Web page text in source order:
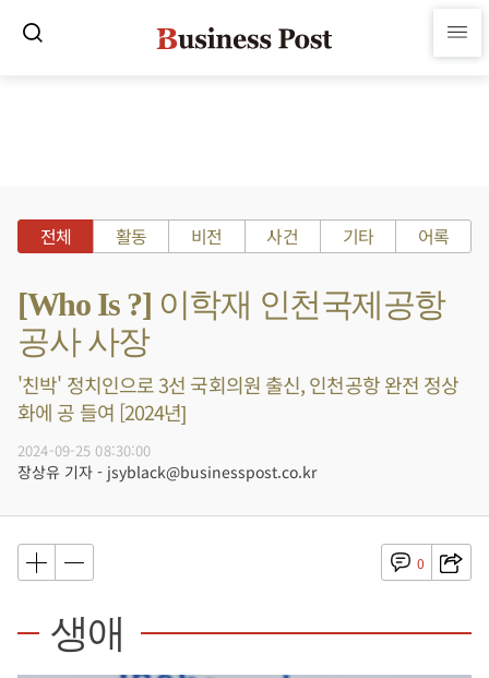
전체 활동 비전 사건 기타 어록
[Who Is ?] 이학재 인천국제공항
공사 사장
'친박' 정치인으로 3선 국회의원 출신, 인천공항 완전 정상
화에 공 들여 [2024년]
2024-09-25 08:30:00
장상유 기자 - jsyblack@businesspost.co.kr
0
생애